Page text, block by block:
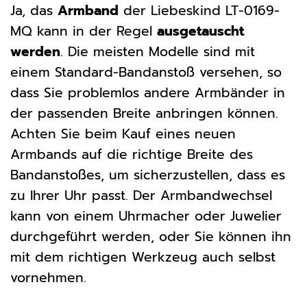
Ja, das Armband der Liebeskind LT-0169-
MQ kann in der Regel ausgetauscht
werden. Die meisten Modelle sind mit
einem Standard-Bandanstoß versehen, so
dass Sie problemlos andere Armbänder in
der passenden Breite anbringen können.
Achten Sie beim Kauf eines neuen
Armbands auf die richtige Breite des
Bandanstoßes, um sicherzustellen, dass es
zu Ihrer Uhr passt. Der Armbandwechsel
kann von einem Uhrmacher oder Juwelier
durchgeführt werden, oder Sie können ihn
mit dem richtigen Werkzeug auch selbst
vornehmen.